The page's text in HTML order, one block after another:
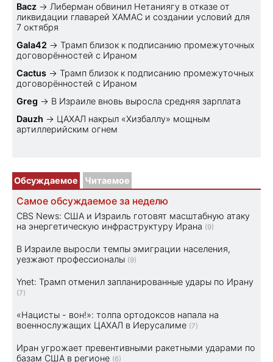
Bacz → Либерман обвинил Нетаниягу в отказе от
ликвидации главарей ХАМАС и создании условий для
7 октября
Gala42 → Трамп близок к подписанию промежуточных
договорённостей с Ираном
Cactus → Трамп близок к подписанию промежуточных
договорённостей с Ираном
Greg → В Израиле вновь выросла средняя зарплата
Dauzh → ЦАХАЛ накрыл «Хизбаллу» мощным
артиллерийским огнем
Обсуждаемое Читаемое
Самое обсуждаемое за неделю
CBS News: США и Израиль готовят масштабную атаку
на энергетическую инфраструктуру Ирана (9)
В Израиле выросли темпы эмиграции населения,
уезжают профессионалы (9)
Ynet: Трамп отменил запланированные удары по Ирану
(7)
«Нацисты - вон!»: толпа ортодоксов напала на
военнослужащих ЦАХАЛ в Иерусалиме (7)
Иран угрожает превентивными ракетными ударами по
базам США в регионе (6)